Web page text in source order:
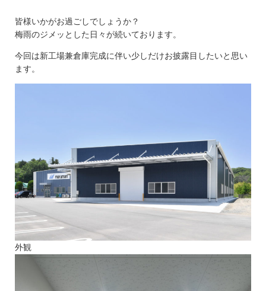
皆様いかがお過ごしでしょうか？
梅雨のジメッとした日々が続いております。
今回は新工場兼倉庫完成に伴い少しだけお披露目したいと思い
ます。
外観